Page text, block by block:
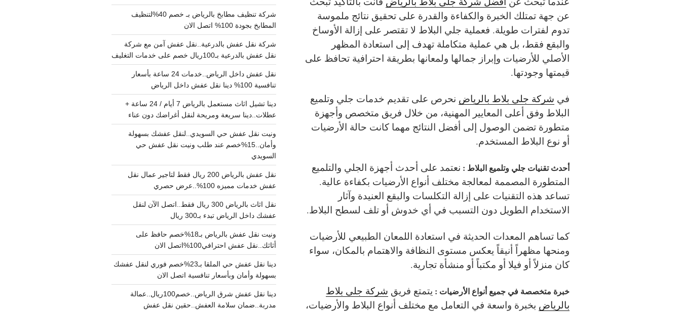
عن جهة تمتلك الخبرة والكفاءة والقدرة على تحقيق نتائج ملموسة
تدوم لفترات طويلة. فعملية جلي البلاط لا تقتصر على إزالة الأوساخ
والبقع فقط، بل هي عملية متكاملة تهدف إلى استعادة المظهر
الأصلي للأرضيات وإبراز جمالها ولمعانها بطريقة احترافية تحافظ على
قيمتها وجودتها.
في شركة جلي بلاط بالرياض نحرص على تقديم خدمات جلي وتلميع
البلاط وفق أعلى المعايير المهنية، من خلال فريق متخصص وأجهزة
متطورة تضمن الوصول إلى أفضل النتائج مهما كانت حالة الأرضيات
أو نوع البلاط المستخدم.
أحدث تقنيات جلي وتلميع البلاط : نعتمد على أحدث أجهزة الجلي والتلميع
المتطورة المصممة لمعالجة مختلف أنواع الأرضيات بكفاءة عالية.
تساعد هذه التقنيات على إزالة التكلسات والبقع العنيدة وآثار
الاستخدام الطويل دون التسبب في أي خدوش أو تلف لسطح البلاط.
كما تساهم المعدات الحديثة في استعادة اللمعان الطبيعي للأرضيات
ومنحها مظهراً أنيقاً يعكس مستوى النظافة والاهتمام بالمكان، سواء
كان منزلاً أو فيلا أو مكتباً أو منشأة تجارية.
خبرة متخصصة في جميع أنواع الأرضيات : يتمتع فريق شركة جلي بلاط
بالرياض بخبرة واسعة في التعامل مع مختلف أنواع البلاط والأرضيات،
شركة تنظيف مطابخ بالرياض بـ خصم 40%لتنظيف
المطابخ بجودة 100% اتصل الان
شركة نقل عفش بالدرعية..نقل عفش آمن مع شركة
نقل عفش بالدرعية بـ100ريال خصم على خدمات التغليف
نقل عفش داخل الرياض..خدمات 24 ساعة بأسعار
تنافسية 100% دينا نقل عفش داخل الرياض
دينا تشيل اثاث مستعمل بالرياض 7 أيام / 24 ساعة +
عطلات..دينا سريعة ومريحة لنقل أغراضك دون عناء
ونيت نقل عفش حي السويدي..لنقل عفشك بسهولة
وأمان..15%خصم عند طلب ونيت نقل عفش حي
السويدي
نقل عفش بالرياض 200 ريال فقط لتاجير عمال نقل
عفش خدمات مميزه 100%..عرض حصري
نقل اثاث بالرياض 300 ريال فقط..اتصل الآن لنقل
عفشك داخل الرياض تبدء بـ300 ريال
ونيت نقل عفش بالرياض بـ18%خصم حافظ على
أثاثك..نقل عفش احترافي100%اتصل الان
دينا نقل عفش حي الملقا بـ23%خصم فوري لنقل عفشك
بسهولة وأمان وبأسعار تنافسية اتصل الان
دينا نقل عفش شرق الرياض..خصم100ريال..عمالة
مدربة..ضمان سلامة العفش..حقين نقل عفش